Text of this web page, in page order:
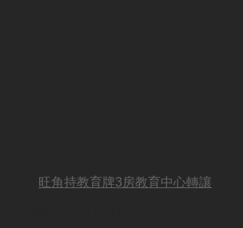
旺角持教育牌3房教育中心轉讓